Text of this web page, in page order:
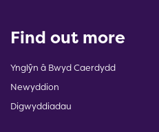
Find out more
Ynglŷn â Bwyd Caerdydd
Newyddion
Digwyddiadau